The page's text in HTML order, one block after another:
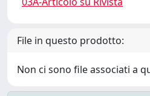
File in questo prodotto:
Non ci sono file associati a